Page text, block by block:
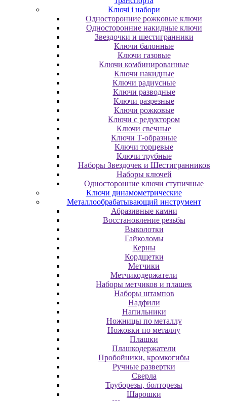
Ключі і набори
Oднocтopoнниe poжкoвыe ключи
Oднocтopoнниe нaкидныe ключи
Звездочки и шестигранники
Ключи балонные
Ключи газовые
Ключи комбинированные
Ключи накидные
Ключи радиусные
Ключи разводные
Ключи разрезные
Ключи рожковые
Ключи с редуктором
Ключи свечные
Ключи Т-образные
Ключи торцевые
Ключи трубные
Наборы Звездочек и Шестигранников
Наборы ключей
Односторонние ключи ступичные
Ключи динамометрические
Металлообрабатывающий инструмент
Абразивные камни
Восстановление резьбы
Выколотки
Гайколомы
Керны
Кордщетки
Метчики
Метчикодержатели
Наборы метчиков и плашек
Наборы штампов
Надфили
Напильники
Ножницы по металлу
Ножовки по металлу
Плашки
Плашкодержатели
Пробойники, кромкогибы
Ручные развертки
Сверла
Труборезы, болторезы
Шарошки